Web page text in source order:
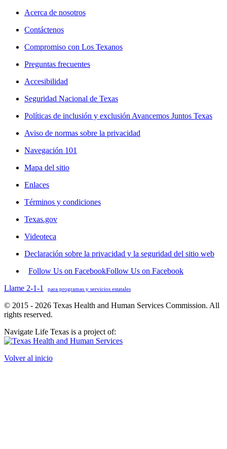
Acerca de nosotros
Contáctenos
Compromiso con Los Texanos
Preguntas frecuentes
Accesibilidad
Seguridad Nacional de Texas
Políticas de inclusión y exclusión Avancemos Juntos Texas
Aviso de normas sobre la privacidad
Navegación 101
Mapa del sitio
Enlaces
Términos y condiciones
Texas.gov
Videoteca
Declaración sobre la privacidad y la seguridad del sitio web
Follow Us on FacebookFollow Us on Facebook
Llame 2-1-1
para programas y servicios estatales
© 2015 - 2026 Texas Health and Human Services Commission. All
rights reserved.
Navigate Life Texas is a project of:
Volver al inicio